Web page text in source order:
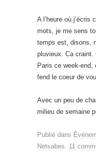
A l’heure où j’écris
mots, je me sens
temps est, disons,
pluvieux. Ca craint.
Paris ce week-end,
fend le coeur de
Avec un peu de
milieu de semaine
Publié dans
Netsabes
11